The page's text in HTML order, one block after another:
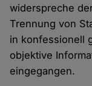
widerspreche
Trennung von
in konfessionell
objektive
eingegangen.